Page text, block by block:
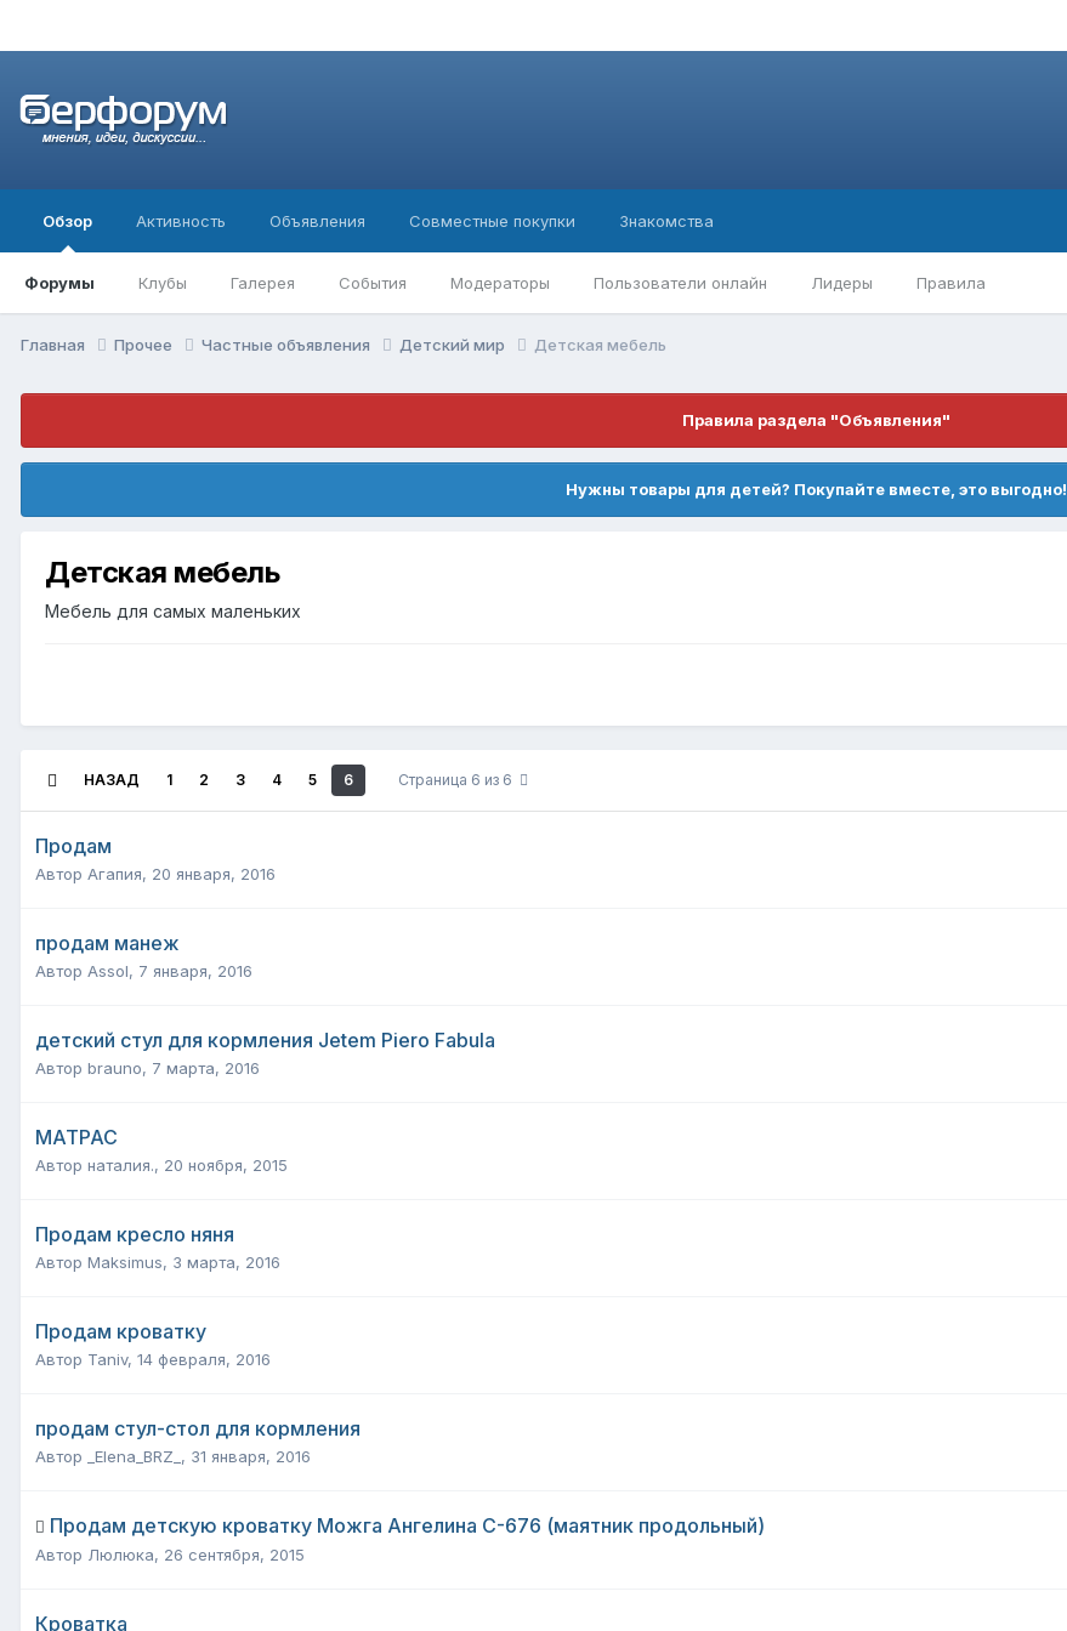
Обзор
Форумы Клубы Галерея События Модераторы Пользователи онлайн Лидеры Правила
Активность Объявления Совместные покупки Знакомства
Главная Прочее Частные объявления Детский мир Детская мебель
Правила раздела "Объявления"
Нужны товары для детей? Покупайте вместе, это выгодно!
Детская мебель
Мебель для самых маленьких
НАЗАД 1 2 3 4 5 6 Страница 6 из 6
Продам
Автор Агапия, 20 января, 2016
продам манеж
Автор Assol, 7 января, 2016
детский стул для кормления Jetem Piero Fabula
Автор brauno, 7 марта, 2016
МАТРАС
Автор наталия., 20 ноября, 2015
Продам кресло няня
Автор Maksimus, 3 марта, 2016
Продам кроватку
Автор Taniv, 14 февраля, 2016
продам стул-стол для кормления
Автор _Elena_BRZ_ , 31 января, 2016
Продам детскую кроватку Можга Ангелина С-676 (маятник продольный)
Автор Люлюка, 26 сентября, 2015
Кроватка